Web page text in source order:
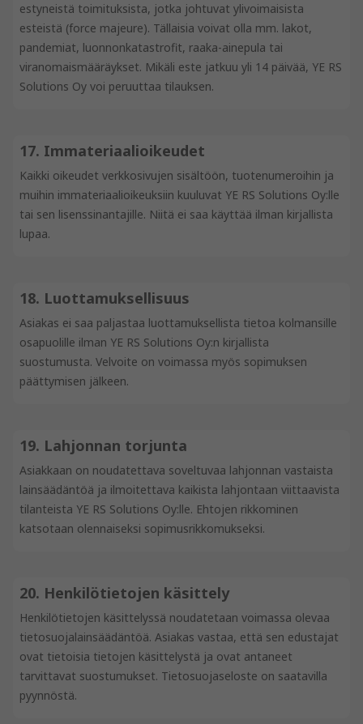
estyneistä toimituksista, jotka johtuvat ylivoimaisista
esteistä (force majeure). Tällaisia voivat olla mm. lakot,
pandemiat, luonnonkatastrofit, raaka-ainepula tai
viranomaismääräykset. Mikäli este jatkuu yli 14 päivää, YE RS
Solutions Oy voi peruuttaa tilauksen.
17. Immateriaalioikeudet
Kaikki oikeudet verkkosivujen sisältöön, tuotenumeroihin ja
muihin immateriaalioikeuksiin kuuluvat YE RS Solutions Oy:lle
tai sen lisenssinantajille. Niitä ei saa käyttää ilman kirjallista
lupaa.
18. Luottamuksellisuus
Asiakas ei saa paljastaa luottamuksellista tietoa kolmansille
osapuolille ilman YE RS Solutions Oy:n kirjallista
suostumusta. Velvoite on voimassa myös sopimuksen
päättymisen jälkeen.
19. Lahjonnan torjunta
Asiakkaan on noudatettava soveltuvaa lahjonnan vastaista
lainsäädäntöä ja ilmoitettava kaikista lahjontaan viittaavista
tilanteista YE RS Solutions Oy:lle. Ehtojen rikkominen
katsotaan olennaiseksi sopimusrikkomukseksi.
20. Henkilötietojen käsittely
Henkilötietojen käsittelyssä noudatetaan voimassa olevaa
tietosuojalainsäädäntöä. Asiakas vastaa, että sen edustajat
ovat tietoisia tietojen käsittelystä ja ovat antaneet
tarvittavat suostumukset. Tietosuojaseloste on saatavilla
pyynnöstä.